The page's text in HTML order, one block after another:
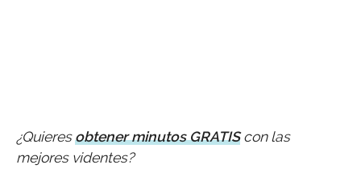
¿Quieresobtener minutos GRATIScon las
mejores videntes?